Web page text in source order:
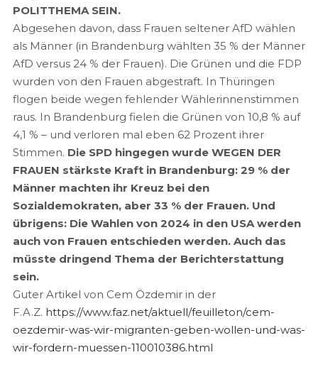
POLITTHEMA SEIN.
Abgesehen davon, dass Frauen seltener AfD wählen
als Männer (in Brandenburg wählten 35 % der Männer
AfD versus 24 % der Frauen). Die Grünen und die FDP
wurden von den Frauen abgestraft. In Thüringen
flogen beide wegen fehlender Wählerinnenstimmen
raus. In Brandenburg fielen die Grünen von 10,8 % auf
4,1 % – und verloren mal eben 62 Prozent ihrer
Stimmen. Die SPD hingegen wurde WEGEN DER
FRAUEN stärkste Kraft in Brandenburg: 29 % der
Männer machten ihr Kreuz bei den
Sozialdemokraten, aber 33 % der Frauen. Und
übrigens: Die Wahlen von 2024 in den USA werden
auch von Frauen entschieden werden. Auch das
müsste dringend Thema der Berichterstattung
sein.
Guter Artikel von Cem Özdemir in der
F.A.Z. https://www.faz.net/aktuell/feuilleton/cem-
oezdemir-was-wir-migranten-geben-wollen-und-was-
wir-fordern-muessen-110010386.html